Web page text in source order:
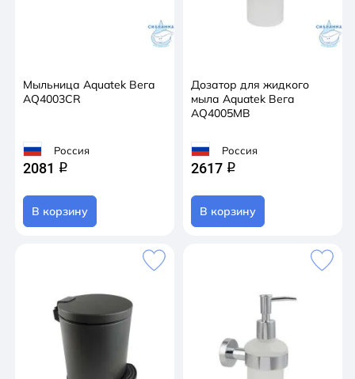
Мыльница Aquatek Вега
AQ4003CR
Россия
2081 q
В корзину
Дозатор для жидкого
мыла Aquatek Вега
AQ4005MB
Россия
2617 q
В корзину